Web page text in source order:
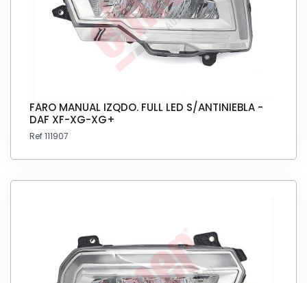
FARO MANUAL IZQDO. FULL LED S/ANTINIEBLA -
DAF XF-XG-XG+
Ref 111907